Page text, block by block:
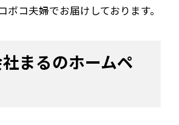
ボコ夫婦でお届けしております。
まるのホームペ